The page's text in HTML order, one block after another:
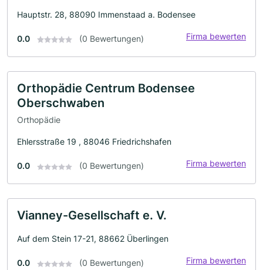
Hauptstr. 28, 88090 Immenstaad a. Bodensee
0.0 (0 Bewertungen) Firma bewerten
Orthopädie Centrum Bodensee
Oberschwaben
Orthopädie
Ehlersstraße 19 , 88046 Friedrichshafen
0.0 (0 Bewertungen) Firma bewerten
Vianney-Gesellschaft e. V.
Auf dem Stein 17-21, 88662 Überlingen
0.0 (0 Bewertungen) Firma bewerten